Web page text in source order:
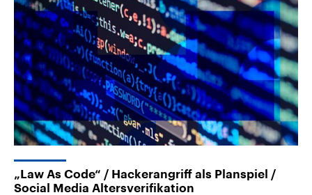
„Law As Code“ / Hackerangriff als Planspiel /
Social Media Altersverifikation